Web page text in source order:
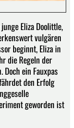
Eliza Doolittle,
vulgären
beginnt, Eliza in
die Regeln der
ein Fauxpas
den Erfolg
geworden ist